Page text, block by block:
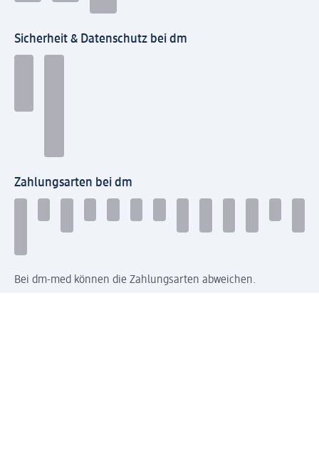
Sicherheit & Datenschutz bei dm
Zahlungsarten bei dm
Bei dm-med können die Zahlungsarten abweichen.